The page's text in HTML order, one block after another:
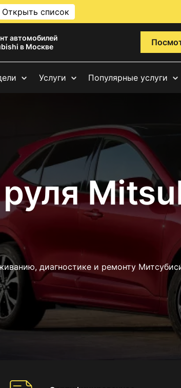
Открыть список
автомобилей
в Москве
Услуги Популярные услуги
диагностике и ремонту